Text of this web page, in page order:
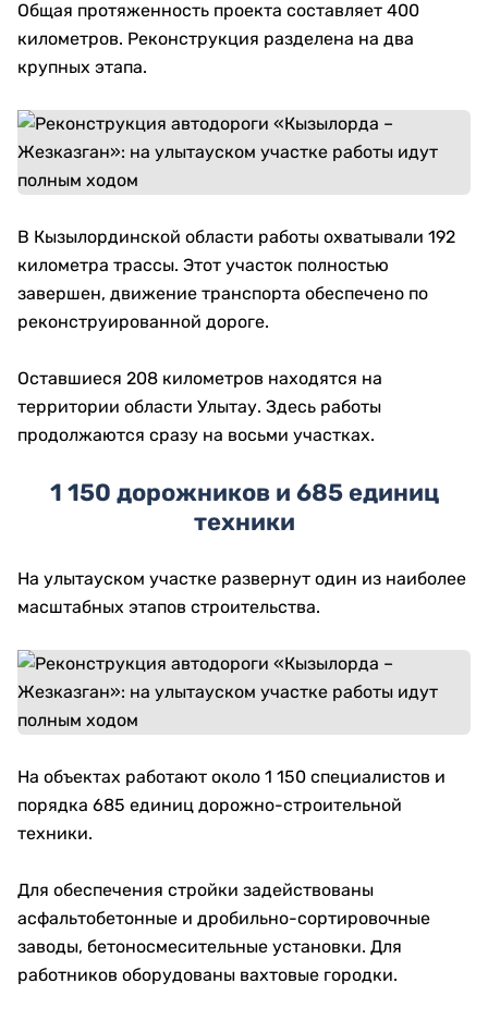
Общая протяженность проекта составляет 400
километров. Реконструкция разделена на два
крупных этапа.
В Кызылординской области работы охватывали 192
километра трассы. Этот участок полностью
завершен, движение транспорта обеспечено по
реконструированной дороге.
Оставшиеся 208 километров находятся на
территории области Улытау. Здесь работы
продолжаются сразу на восьми участках.
1 150 дорожников и 685 единиц
техники
На улытауском участке развернут один из наиболее
масштабных этапов строительства.
На объектах работают около 1 150 специалистов и
порядка 685 единиц дорожно-строительной
техники.
Для обеспечения стройки задействованы
асфальтобетонные и дробильно-сортировочные
заводы, бетоносмесительные установки. Для
работников оборудованы вахтовые городки.